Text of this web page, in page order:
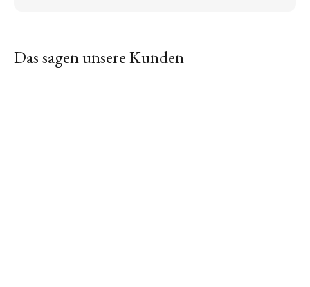
Das sagen unsere Kunden